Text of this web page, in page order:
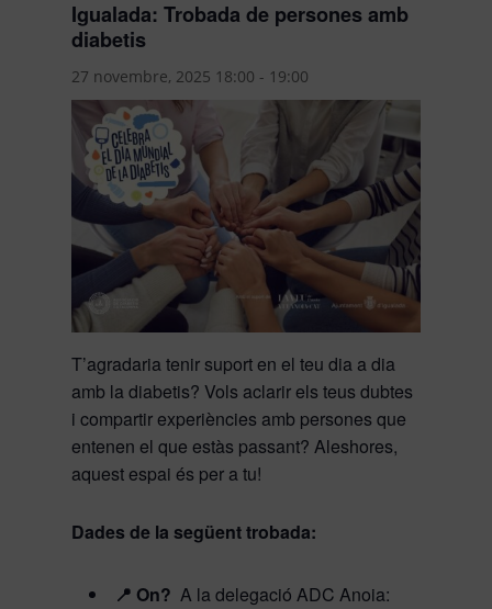
Igualada: Trobada de persones amb
diabetis
27 novembre, 2025 18:00 - 19:00
T’agradaria tenir suport en el teu dia a dia
amb la diabetis? Vols aclarir els teus dubtes
i compartir experiències amb persones que
entenen el que estàs passant? Aleshores,
aquest espai és per a tu!
Dades de la següent trobada:
📍 On? A la delegació ADC Anoia: